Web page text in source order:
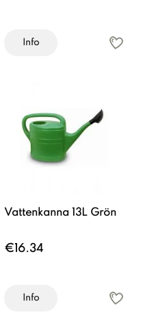
Info
Vattenkanna 13L Grön
€16.34
Info